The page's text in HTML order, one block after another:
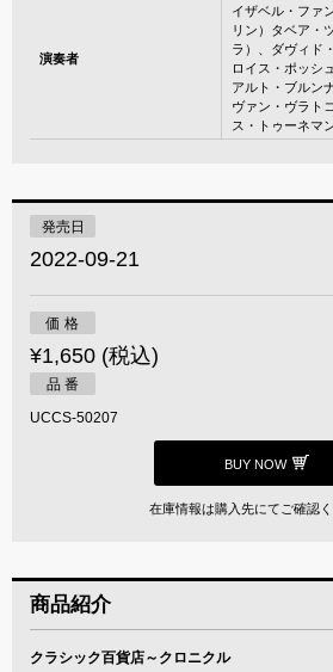
演奏者
イザベル・ファ
リン）タベア・
ラ）、ダヴィド
ロイス・ポッシ
アルト・ブルン
ヴァン・ヴラト
ス・トゥーネマ
発売日
2022-09-21
価 格
¥1,650 (税込)
品 番
UCCS-50207
BUY NOW
在庫情報は購入先にてご確認く
商品紹介
クラシック百貨店～クロニクル